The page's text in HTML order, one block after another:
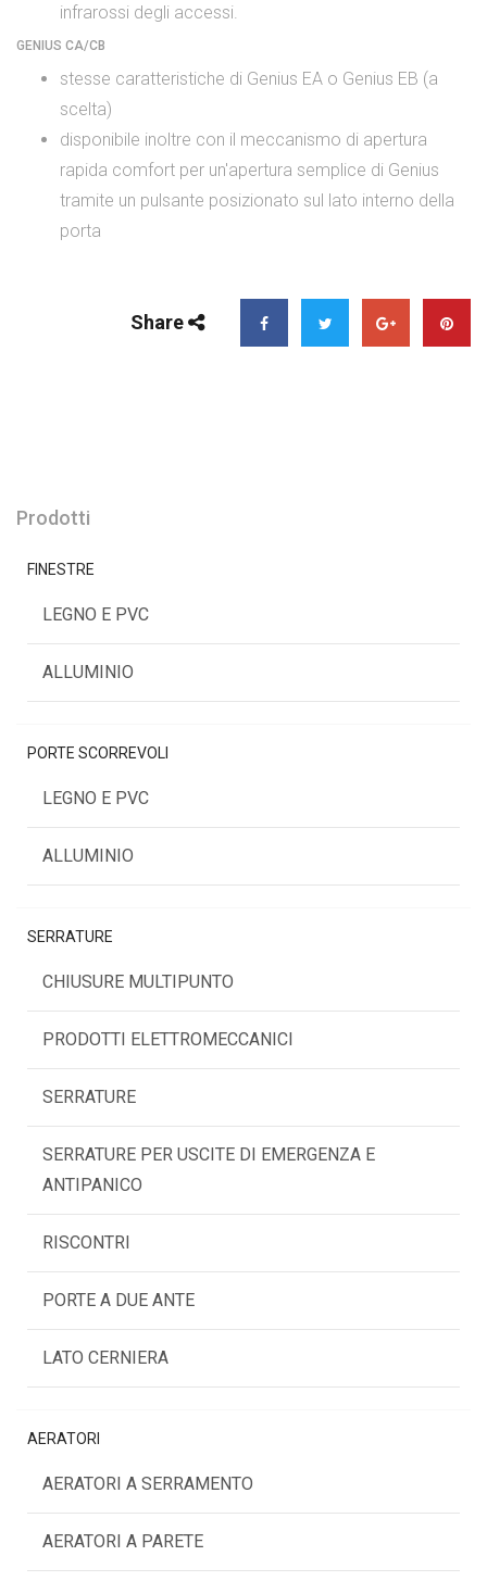
infrarossi degli accessi.
GENIUS CA/CB
stesse caratteristiche di Genius EA o Genius EB (a
scelta)
disponibile inoltre con il meccanismo di apertura
rapida comfort per un'apertura semplice di Genius
tramite un pulsante posizionato sul lato interno della
porta
Share
Prodotti
FINESTRE
LEGNO E PVC
ALLUMINIO
PORTE SCORREVOLI
LEGNO E PVC
ALLUMINIO
SERRATURE
CHIUSURE MULTIPUNTO
PRODOTTI ELETTROMECCANICI
SERRATURE
SERRATURE PER USCITE DI EMERGENZA E
ANTIPANICO
RISCONTRI
PORTE A DUE ANTE
LATO CERNIERA
AERATORI
AERATORI A SERRAMENTO
AERATORI A PARETE